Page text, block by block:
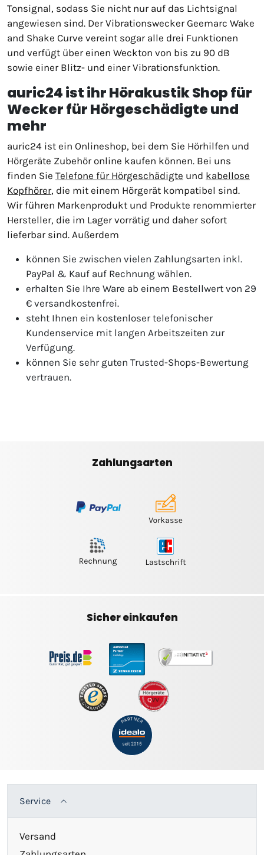
Tonsignal, sodass Sie nicht nur auf das Lichtsignal
angewiesen sind. Der Vibrationswecker Geemarc Wake
and Shake Curve vereint sogar alle drei Funktionen
und verfügt über einen Weckton von bis zu 90 dB
sowie einer Blitz- und einer Vibrationsfunktion.
auric24 ist ihr Hörakustik Shop für
Wecker für Hörgeschädigte und
mehr
auric24 ist ein Onlineshop, bei dem Sie Hörhilfen und
Hörgeräte Zubehör online kaufen können. Bei uns
finden Sie Telefone für Hörgeschädigte und kabellose
Kopfhörer, die mit einem Hörgerät kompatibel sind.
Wir führen Markenprodukt und Produkte renommierter
Hersteller, die im Lager vorrätig und daher sofort
lieferbar sind. Außerdem
können Sie zwischen vielen Zahlungsarten inkl.
PayPal & Kauf auf Rechnung wählen.
erhalten Sie Ihre Ware ab einem Bestellwert von 29
€ versandkostenfrei.
steht Ihnen ein kostenloser telefonischer
Kundenservice mit langen Arbeitszeiten zur
Verfügung.
können Sie sehr guten Trusted-Shops-Bewertung
vertrauen.
Zahlungsarten
Sicher einkaufen
Service
Versand